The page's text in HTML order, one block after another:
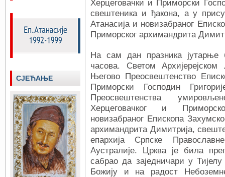
Херцеговачки и Приморски
свештеника и ђакона, а у
Атанасија и новизабраног
Приморског архимандрита
На сам дан празника јутарње
часова. Светом Архијерејском
Његово Преосвештенство
Приморски Господин
Преосвештенства
Херцеговачког и
новизабраног Епископа
архимандрита Димитрија,
епархија Српске
Аустралије. Црква је била
сабрао да заједничари у
Божију и на радост
СЈЕЋАЊЕ